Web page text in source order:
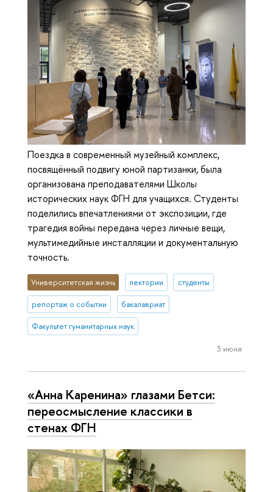
Поездка в современный музейный комплекс,
посвящённый подвигу юной партизанки, была
организована преподавателями Школы
исторических наук ФГН для учащихся. Студенты
поделились впечатлениями от экспозиции, где
трагедия войны передана через личные вещи,
мультимедийные инсталляции и документальную
точность.
Университетская жизнь лектории студенты
репортаж о событии бакалавриат
Факультет гуманитарных наук
3 июня
«Анна Каренина» глазами Бетси:
переосмысление классики в
стенах ФГН